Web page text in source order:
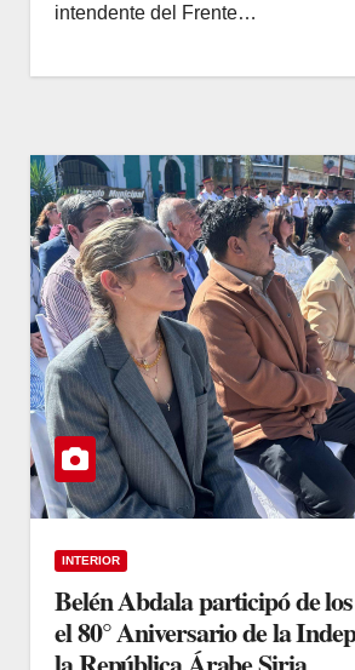
intendente del Frente…
INTERIOR
Belén Abdala participó de
el 80° Aniversario de la